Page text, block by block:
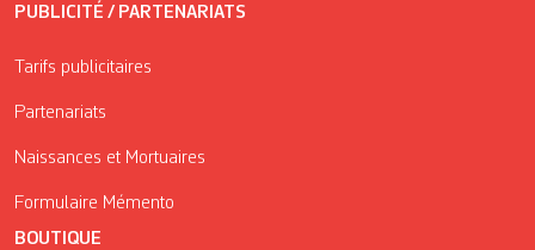
PUBLICITÉ / PARTENARIATS
Tarifs publicitaires
Partenariats
Naissances et Mortuaires
Formulaire Mémento
BOUTIQUE